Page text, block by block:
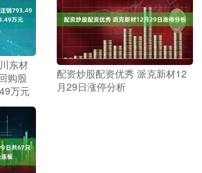
东材
购股
万元
配资炒股配资优秀 派克新材12
月29日涨停分析